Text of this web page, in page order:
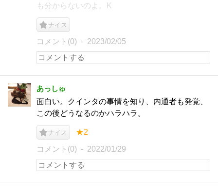
も分からないのよ。K
ナイス
コメント(0) 2023/02/05
あっしゅ
面白い。クインタの事情を知り、内通者も発覚、
この後どうなるのかハラハラ。
ナイス ★2
コメント(0) 2022/01/29